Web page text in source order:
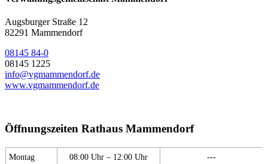
Augsburger Straße 12
82291 Mammendorf
08145 84-0
08145 1225
info@vgmammendorf.de
www.vgmammendorf.de
Öffnungszeiten Rathaus Mammendorf
Montag 08:00 Uhr – 12:00 Uhr ---